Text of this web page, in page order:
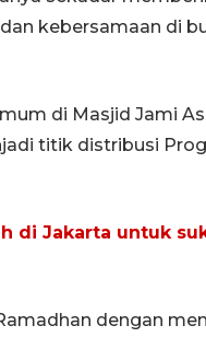
kebersamaan di
di Masjid Jami
titik distribusi
di Jakarta untuk
dengan